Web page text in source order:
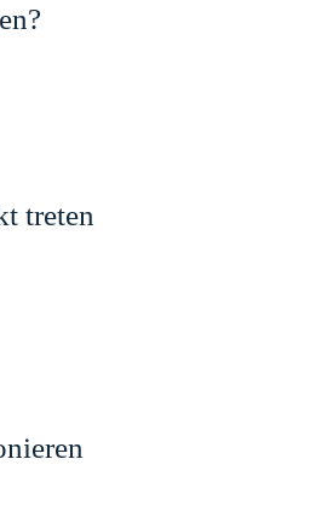
treten